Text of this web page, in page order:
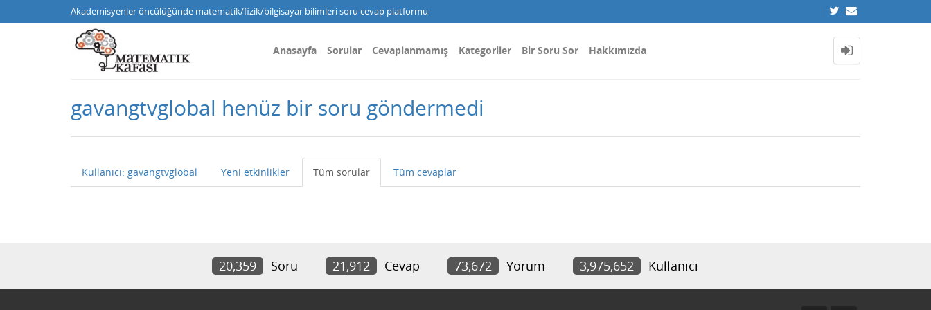
Akademisyenler öncülüğünde matematik/fizik/bilgisayar bilimleri soru cevap platformu
Anasayfa Sorular Cevaplanmamış Kategoriler Bir Soru Sor Hakkımızda
gavangtvglobal henüz bir soru göndermedi
Kullanıcı: gavangtvglobal Yeni etkinlikler Tüm sorular Tüm cevaplar
20,359 Soru 21,912 Cevap 73,672 Yorum 3,975,652 Kullanıcı